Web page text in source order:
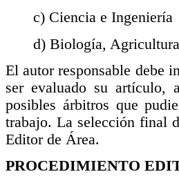
c) Ciencia e Ingeniería
d) Biología,
El autor responsable debe
ser evaluado su artículo,
posibles árbitros que
trabajo. La selección final
Editor de Área.
PROCEDIMIENTO